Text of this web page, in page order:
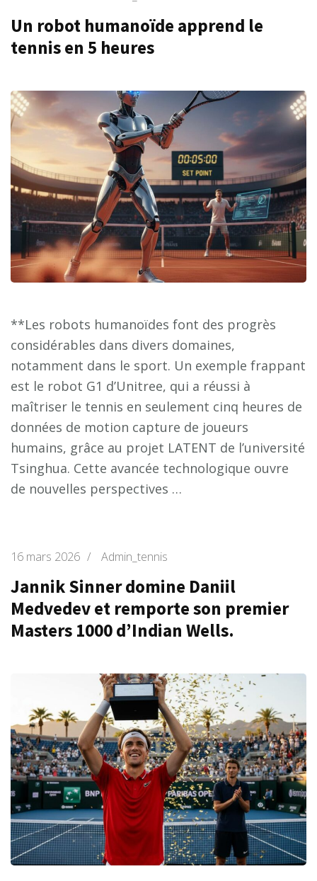
Un robot humanoïde apprend le
tennis en 5 heures
**Les robots humanoïdes font des progrès
considérables dans divers domaines,
notamment dans le sport. Un exemple frappant
est le robot G1 d’Unitree, qui a réussi à
maîtriser le tennis en seulement cinq heures de
données de motion capture de joueurs
humains, grâce au projet LATENT de l’université
Tsinghua. Cette avancée technologique ouvre
de nouvelles perspectives …
16 mars 2026 / Admin_tennis
Jannik Sinner domine Daniil
Medvedev et remporte son premier
Masters 1000 d’Indian Wells.